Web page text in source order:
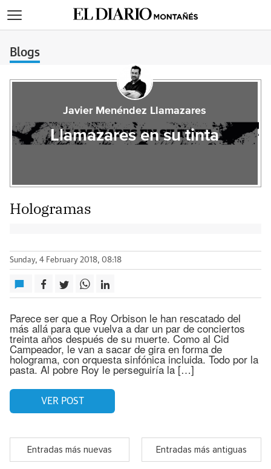
Blogs
Javier Menéndez Llamazares
Llamazares en su tinta
Hologramas
Sunday, 4 February 2018, 08:18
Parece ser que a Roy Orbison le han rescatado del
más allá para que vuelva a dar un par de conciertos
treinta años después de su muerte. Como al Cid
Campeador, le van a sacar de gira en forma de
holograma, con orquesta sinfónica incluida. Todo por la
pasta. Al pobre Roy le perseguiría la […]
VER POST
Entradas más nuevas Entradas más antiguas